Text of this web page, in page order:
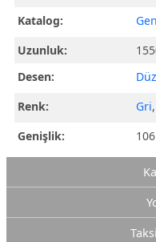
Katalog:
Uzunluk:
Desen:
Düz
Renk:
Gri,
Genişlik: